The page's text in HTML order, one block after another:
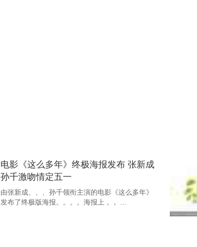
电影《这么多年》终极海报发布 张新成
孙千激吻情定五一
由张新成、、、孙千领衔主演的电影《这么多年》
发布了终极版海报。。。。海报上，， ...